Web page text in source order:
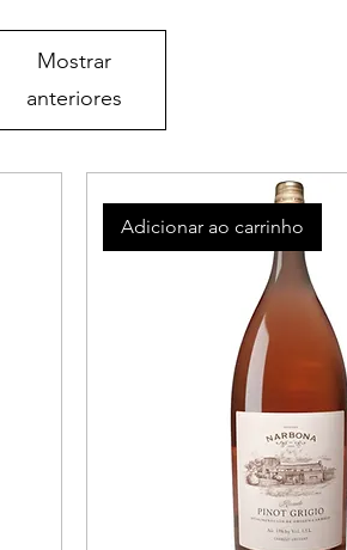
Mostrar
anteriores
Adicionar ao carrinho